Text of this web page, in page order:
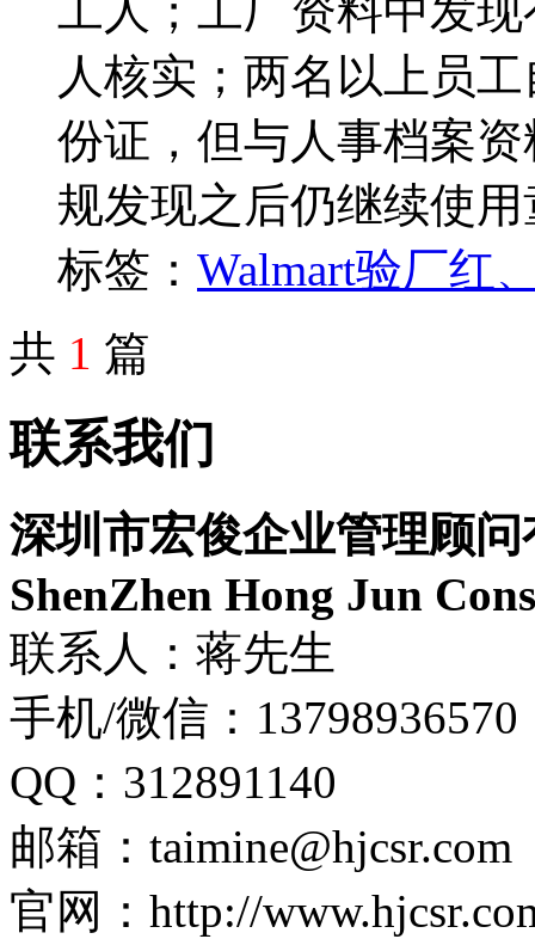
工人；工厂资料中发
人核实；两名以上员
份证，但与人事档案
规发现之后仍继续使
标签： Walmart验厂红
共 1 篇
联系我们
深圳市宏俊企业管理顾
ShenZhen Hong Jun
联系人：蒋先生
手机/微信：13798936570
QQ：312891140
邮箱：taimine@hjcsr.com
官网：http://